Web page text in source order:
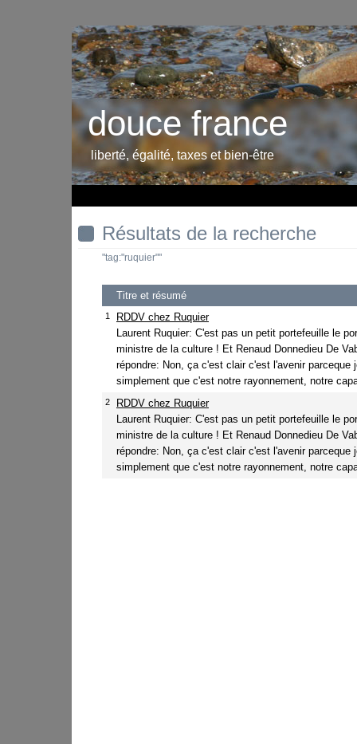
douce france
liberté, égalité, taxes et bien-être
Résultats de la recherche
"tag:"ruquier""
Titre et résumé
1
RDDV chez Ruquier
Laurent Ruquier: C'est pas un petit portefeuille le
ministre de la culture ! Et Renaud Donnedieu De
répondre: Non, ça c'est clair c'est l'avenir parceque
simplement que c'est notre rayonnement, notre
2
RDDV chez Ruquier
Laurent Ruquier: C'est pas un petit portefeuille le
ministre de la culture ! Et Renaud Donnedieu De
répondre: Non, ça c'est clair c'est l'avenir parceque
simplement que c'est notre rayonnement, notre